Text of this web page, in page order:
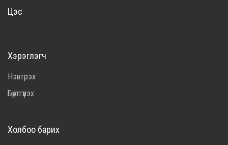
Цэс
Хэрэглэгч
Нэвтрэх
Бүртгүүлэх
Холбоо барих